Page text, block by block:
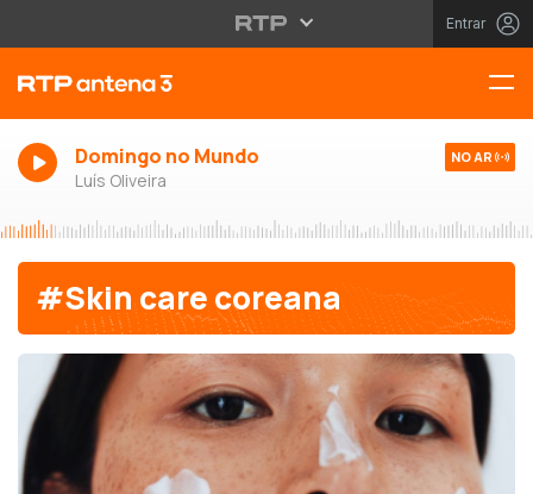
Entrar
Domingo no Mundo
Luís Oliveira
NO AR
#Skin care coreana